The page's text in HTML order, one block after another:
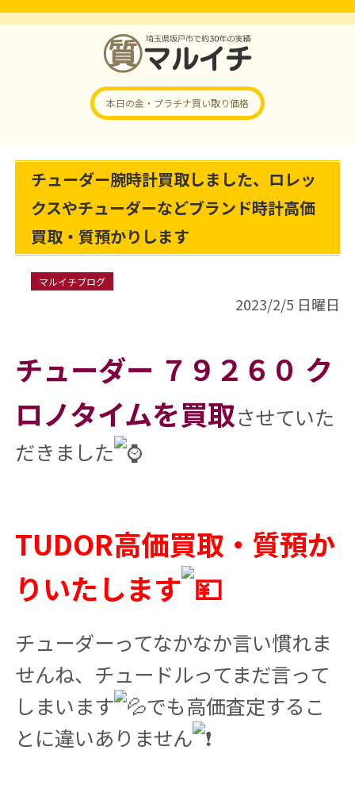
本日の金・プラチナ買い取り価格
チューダー腕時計買取しました、ロレッ
クスやチューダーなどブランド時計高価
買取・質預かりします
マルイチブログ
2023/2/5 日曜日
チューダー ７９２６０ ク
ロノタイムを買取させていた
だきました
TUDOR高価買取・質預か
りいたします
チューダーってなかなか言い慣れま
せんね、チュードルってまだ言って
しまいます
でも高価査定するこ
とに違いありません